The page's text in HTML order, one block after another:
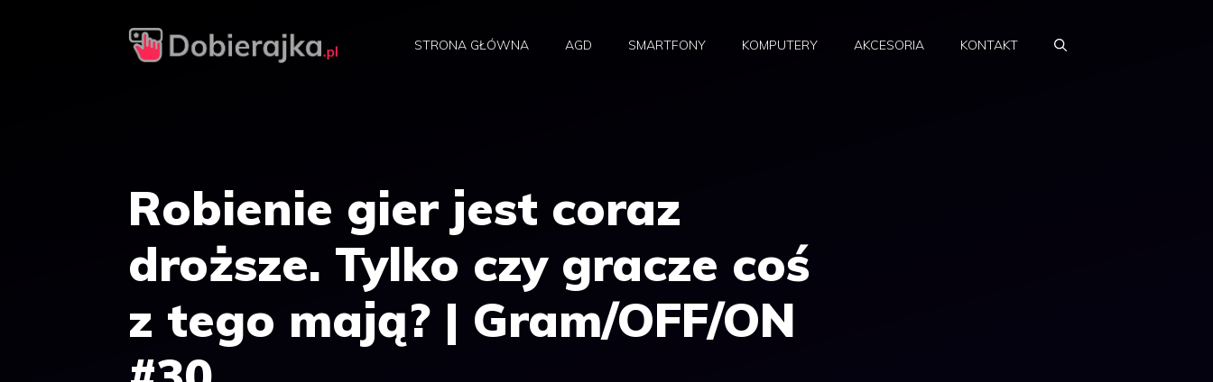
STRONA GŁÓWNA AGD SMARTFONY KOMPUTERY AKCESORIA KONTAKT
Robienie gier jest coraz
droższe. Tylko czy gracze coś
z tego mają? | Gram/OFF/ON